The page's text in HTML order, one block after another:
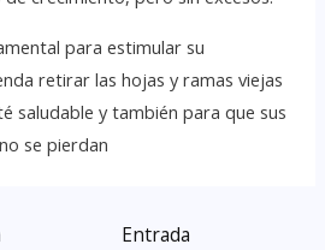
para estimular su
retirar las hojas y ramas viejas
saludable y también para que sus
se pierdan
Entrada